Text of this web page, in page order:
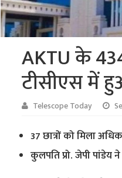
AKTU के
टीसीएस में
Telescope Today
37 छात्रों को मिला
कुलपति प्रो. जेपी पांडेय